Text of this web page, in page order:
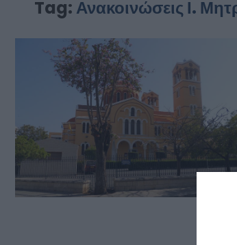
Tag: Ανακοινώσεις Ι.